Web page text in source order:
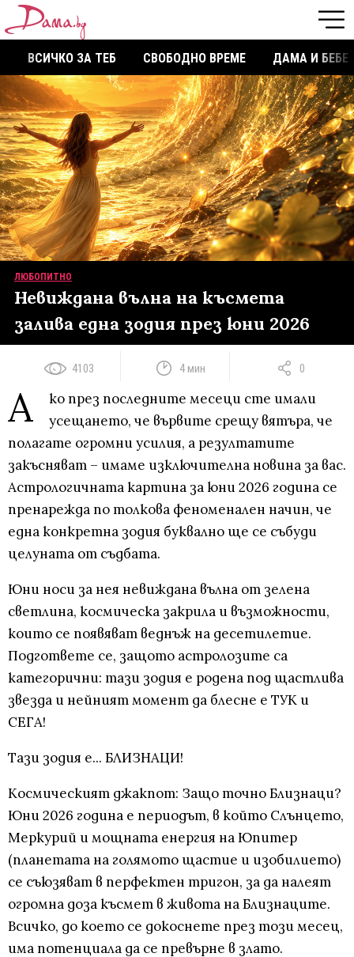
ВСИЧКО ЗА ТЕБ СВОБОДНО ВРЕМЕ ДАМА И БЕБЕ
ЛЮБОПИТНО
Невиждана вълна на късмета
залива една зодия през юни 2026
4103 4 мин 0
А
ко през последните месеци сте имали
усещането, че вървите срещу вятъра, че
полагате огромни усилия, а резултатите
закъсняват – имаме изключителна новина за вас.
Астрологичната картина за юни 2026 година се
пренарежда по толкова феноменален начин, че
една конкретна зодия буквално ще се събуди
целуната от съдбата.
Юни носи за нея невиждана вълна от зелена
светлина, космическа закрила и възможности,
които се появяват веднъж на десетилетие.
Подгответе се, защото астролозите са
категорични: тази зодия е родена под щастлива
звезда и нейният момент да блесне е ТУК и
СЕГА!
Тази зодия е... БЛИЗНАЦИ!
Космическият джакпот: Защо точно Близнаци?
Юни 2026 година е периодът, в който Слънцето,
Меркурий и мощната енергия на Юпитер
(планетата на голямото щастие и изобилието)
се съюзяват в перфектен тригон, за да налеят
огромна доза късмет в живота на Близнаците.
Всичко, до което се докоснете през този месец,
има потенциала да се превърне в злато.